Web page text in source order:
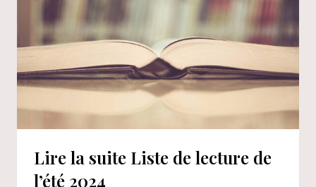
Lire la suite Liste de lecture de
l’été 2024